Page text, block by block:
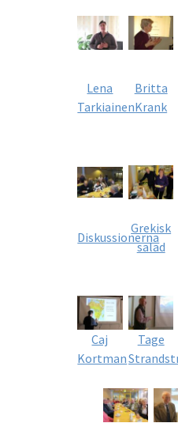
Lena
Tarkiainen
Britta
Krank
Diskussionerna
Grekisk
salad
Caj
Kortman
Tage